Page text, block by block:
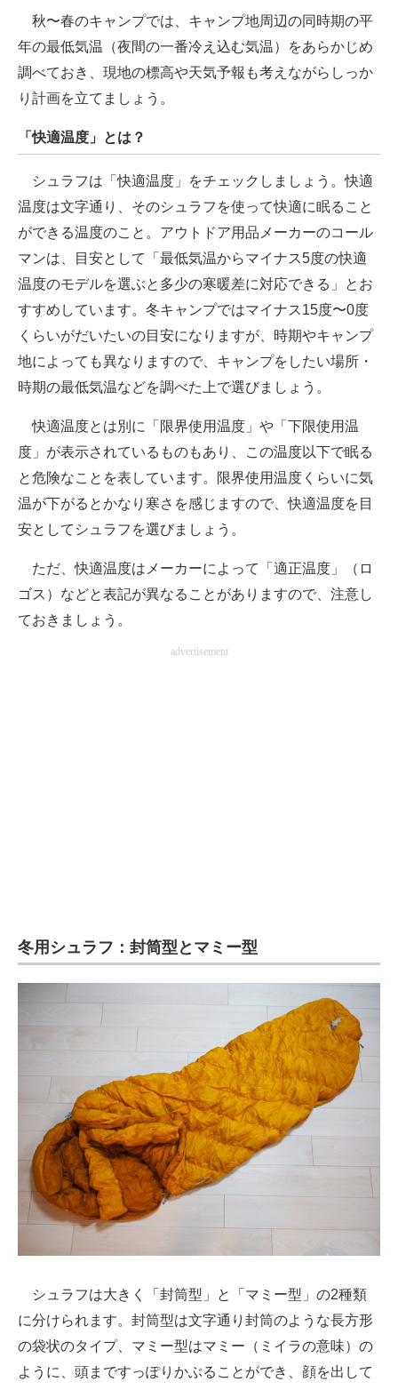
秋〜春のキャンプでは、キャンプ地周辺の同時期の平
年の最低気温（夜間の一番冷え込む気温）をあらかじめ
調べておき、現地の標高や天気予報も考えながらしっか
り計画を立てましょう。
「快適温度」とは？
シュラフは「快適温度」をチェックしましょう。快適
温度は文字通り、そのシュラフを使って快適に眠ること
ができる温度のこと。アウトドア用品メーカーのコール
マンは、目安として「最低気温からマイナス5度の快適
温度のモデルを選ぶと多少の寒暖差に対応できる」とお
すすめしています。冬キャンプではマイナス15度〜0度
くらいがだいたいの目安になりますが、時期やキャンプ
地によっても異なりますので、キャンプをしたい場所・
時期の最低気温などを調べた上で選びましょう。
快適温度とは別に「限界使用温度」や「下限使用温
度」が表示されているものもあり、この温度以下で眠る
と危険なことを表しています。限界使用温度くらいに気
温が下がるとかなり寒さを感じますので、快適温度を目
安としてシュラフを選びましょう。
ただ、快適温度はメーカーによって「適正温度」（ロ
ゴス）などと表記が異なることがありますので、注意し
ておきましょう。
advertisement
冬用シュラフ：封筒型とマミー型
シュラフは大きく「封筒型」と「マミー型」の2種類
に分けられます。封筒型は文字通り封筒のような長方形
の袋状のタイプ、マミー型はマミー（ミイラの意味）の
ように、頭まですっぽりかぶることができ、顔を出して